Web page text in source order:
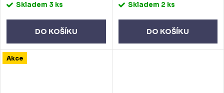
Skladem 3 ks
DO KOŠÍKU
Skladem 2 ks
DO KOŠÍKU
Akce